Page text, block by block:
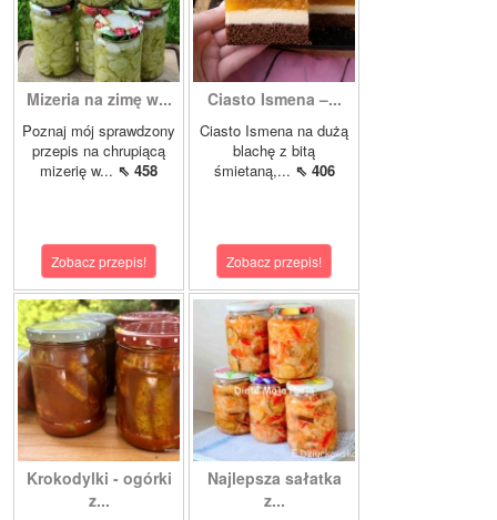
Mizeria na zimę w...
Poznaj mój sprawdzony
przepis na chrupiącą
mizerię w... ⇖ 458
Zobacz przepis!
Ciasto Ismena –...
Ciasto Ismena na dużą
blachę z bitą
śmietaną,... ⇖ 406
Zobacz przepis!
Krokodylki - ogórki
z...
Najlepsza sałatka
z...